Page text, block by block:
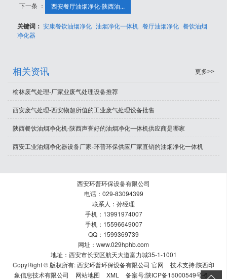
下一条 ： 西安餐厅油烟净化-陕西油...
关键词：安康餐饮油烟净化 油烟净化一体机 餐厅油烟净化 餐饮油烟
净化器
相关资讯 更多>>
榆林废气处理-厂家业废气处理设备推荐
西安废气处理-西安物超所值的工业废气处理设备批售
陕西餐饮油烟净化机-陕西声誉好的油烟净化一体机供应商是哪家
西安工业油烟净化器设备厂家-环普环保供应厂家直销的油烟净化一体机
西安环普环保设备有限公司
电话：029-83094399
联系人：孙经理
手机：13991974007
手机：15596649007
QQ：1599369739
网址：www.029hphb.com
地址：西安市长安区航天大道富力城35-1-1001
CopyRight © 版权所有:西安环普环保设备有限公司 官网 技术支持:陕西印
象信息技术有限公司
网站地图 XML 备案号:陕ICP备15000549号-6